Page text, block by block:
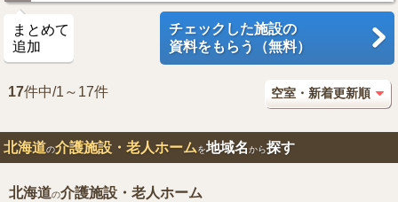
まとめて
追加
チェックした施設の
資料をもらう（無料）
17件中/1～17件
北海道の介護施設・老人ホームを地域名から探す
北海道の介護施設・老人ホーム